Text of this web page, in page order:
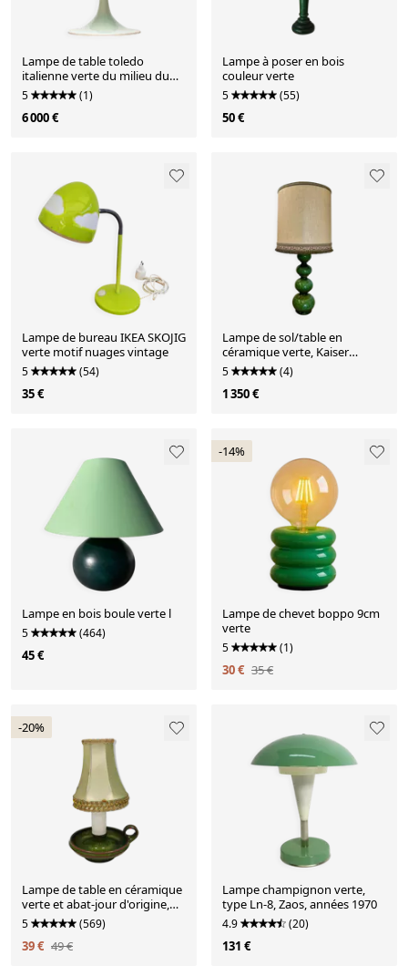
Lampe de table toledo
italienne verte du milieu du
siècle par luigi massoni pour
guzzini, années 1960
5 (1)
6 000 €
Lampe à poser en bois
couleur verte
5 (55)
50 €
Lampe de bureau IKEA SKOJIG
verte motif nuages vintage
5 (54)
35 €
Lampe de sol/table en
céramique verte, Kaiser
Leuchten, Allemagne,
élégance des années 1960
5 (4)
1 350 €
Lampe en bois boule verte l
5 (464)
45 €
-14%
Lampe de chevet boppo 9cm
verte
5 (1)
30 € 35 €
-20%
Lampe de table en céramique
verte et abat-jour d'origine,
années 70
5 (569)
39 € 49 €
Lampe champignon verte,
type Ln-8, Zaos, années 1970
4.9 (20)
131 €